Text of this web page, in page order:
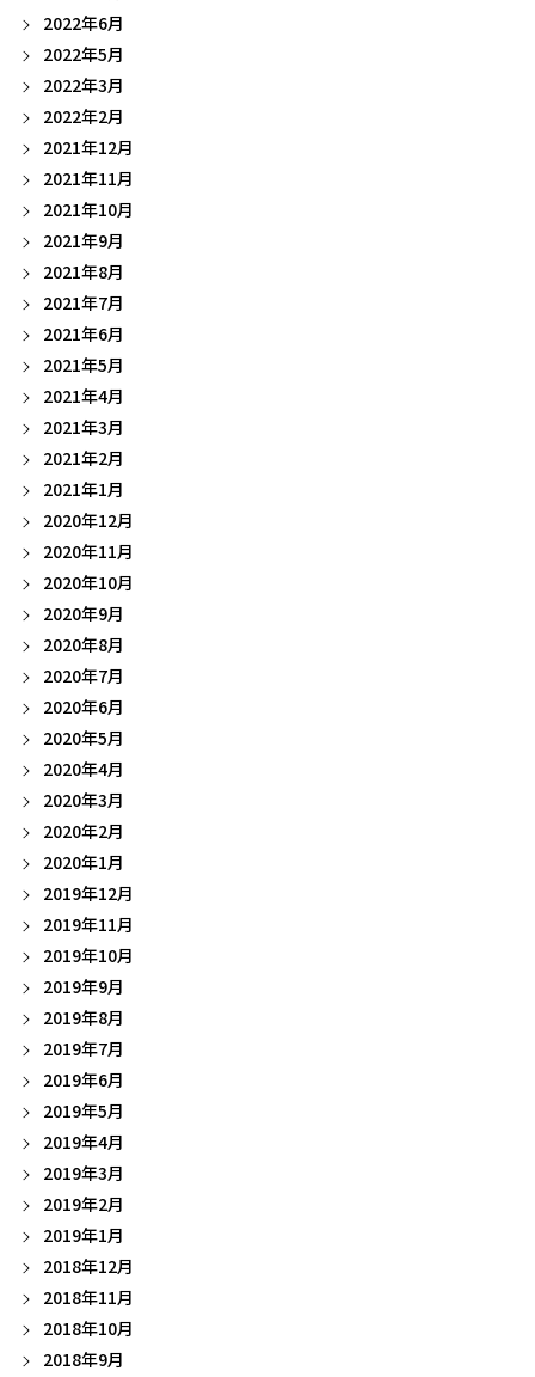
2022年6月
2022年5月
2022年3月
2022年2月
2021年12月
2021年11月
2021年10月
2021年9月
2021年8月
2021年7月
2021年6月
2021年5月
2021年4月
2021年3月
2021年2月
2021年1月
2020年12月
2020年11月
2020年10月
2020年9月
2020年8月
2020年7月
2020年6月
2020年5月
2020年4月
2020年3月
2020年2月
2020年1月
2019年12月
2019年11月
2019年10月
2019年9月
2019年8月
2019年7月
2019年6月
2019年5月
2019年4月
2019年3月
2019年2月
2019年1月
2018年12月
2018年11月
2018年10月
2018年9月